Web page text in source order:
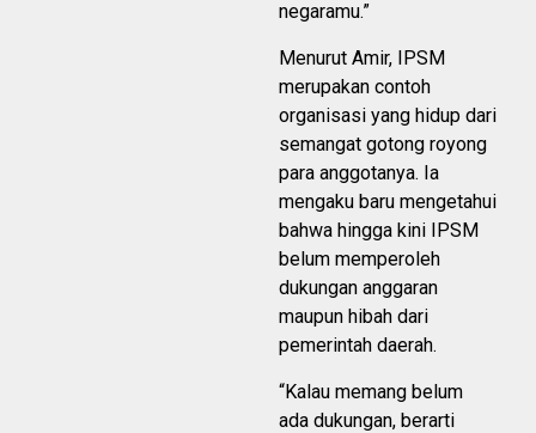
negaramu.”
Menurut Amir, IPSM
merupakan contoh
organisasi yang hidup dari
semangat gotong royong
para anggotanya. Ia
mengaku baru mengetahui
bahwa hingga kini IPSM
belum memperoleh
dukungan anggaran
maupun hibah dari
pemerintah daerah.
“Kalau memang belum
ada dukungan, berarti